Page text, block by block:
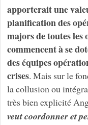
apporterait une
planification des
majors de toutes les
commencent à se
des équipes
crises. Mais sur le
la collusion ou
très bien explicité
veut coordonner et